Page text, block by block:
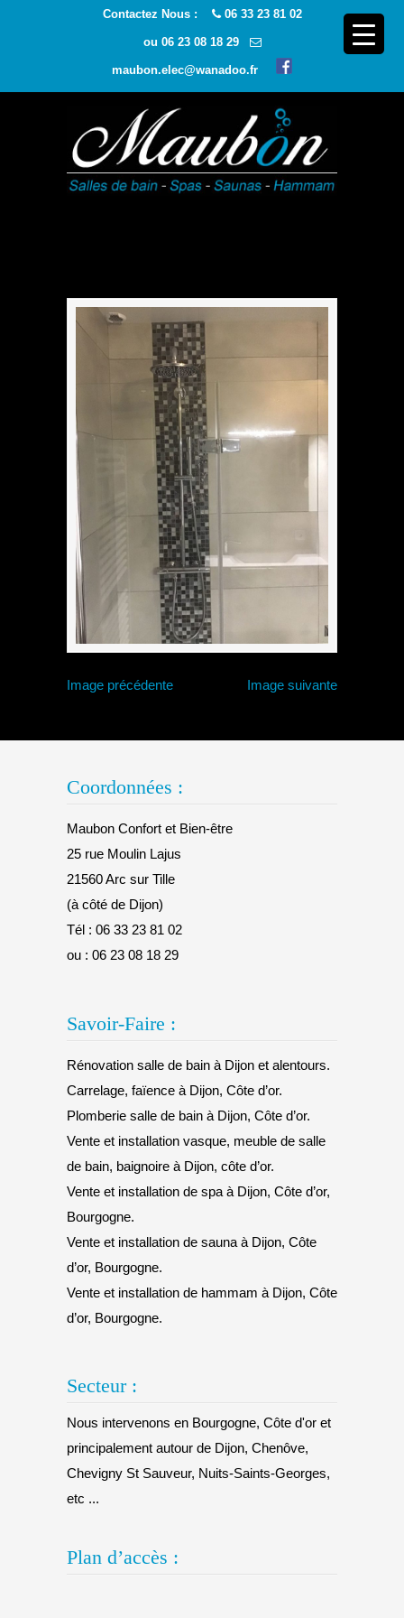
Contactez Nous : 06 33 23 81 02
ou 06 23 08 18 29
maubon.elec@wanadoo.fr
Image précédente Image suivante
Coordonnées :
Maubon Confort et Bien-être
25 rue Moulin Lajus
21560 Arc sur Tille
(à côté de Dijon)
Tél : 06 33 23 81 02
ou : 06 23 08 18 29
Savoir-Faire :
Rénovation salle de bain à Dijon et alentours.
Carrelage, faïence à Dijon, Côte d’or.
Plomberie salle de bain à Dijon, Côte d’or.
Vente et installation vasque, meuble de salle
de bain, baignoire à Dijon, côte d’or.
Vente et installation de spa à Dijon, Côte d’or,
Bourgogne.
Vente et installation de sauna à Dijon, Côte
d’or, Bourgogne.
Vente et installation de hammam à Dijon, Côte
d’or, Bourgogne.
Secteur :
Nous intervenons en Bourgogne, Côte d'or et
principalement autour de Dijon, Chenôve,
Chevigny St Sauveur, Nuits-Saints-Georges,
etc ...
Plan d’accès :